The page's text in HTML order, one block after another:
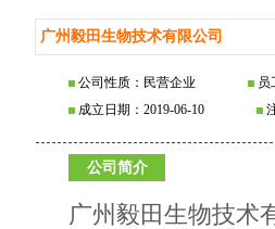
广州毅田生物技术有限公司
公司性质：民营企业
员
成立日期：2019-06-10
公司简介
广州毅田生物技术